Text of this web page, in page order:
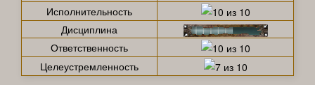
Исполнительность
Дисциплина
Ответственность
Целеустремленность